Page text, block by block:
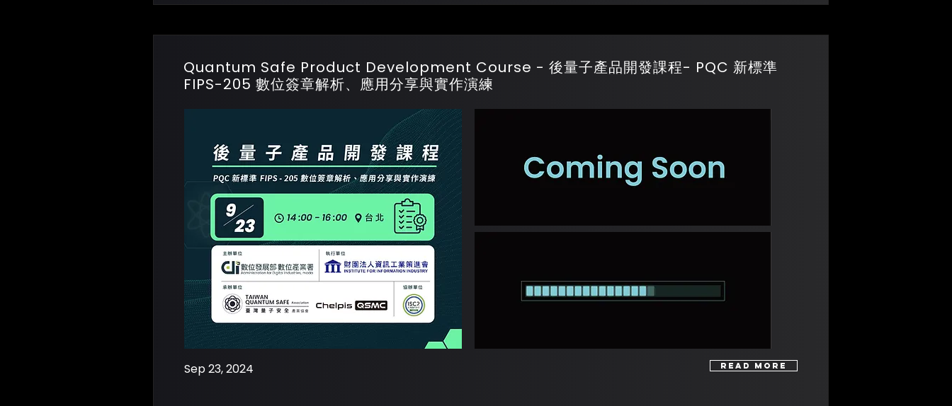
Quantum Safe Product Development Course - 後量子產品開發課程- PQC 新標準
FIPS-205 數位簽章解析、應用分享與實作演練
Sep 23, 2024 Read More